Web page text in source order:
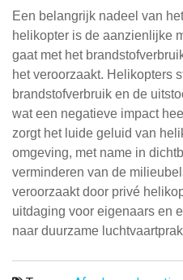
Een belangrijk nadeel van
helikopter is de aanzienlijke
gaat met het
het veroorzaakt. Helikopters
brandstofverbruik en de
wat een negatieve impact
zorgt het luide geluid van
omgeving, met name in
verminderen van de
veroorzaakt door privé
uitdaging voor eigenaars en
naar duurzame